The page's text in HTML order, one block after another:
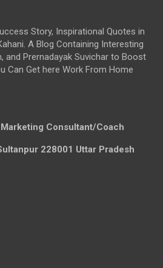
Story, Inspirational Quotes in
A Blog Containing Interesting
and Prernadayak Suvichar to Boost
Can Get here Work From Home
Consultant/Coach
228001 Uttar Pradesh